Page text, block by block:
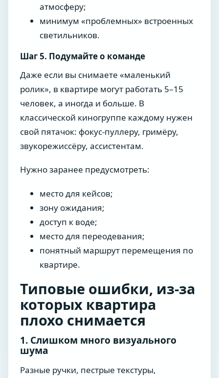
атмосферу;
минимум «проблемных» встроенных
светильников.
Шаг 5. Подумайте о команде
Даже если вы снимаете «маленький
ролик», в квартире могут работать 5–15
человек, а иногда и больше. В
классической киногруппе каждому нужен
свой пятачок: фокус-пуллеру, гримёру,
звукорежиссёру, ассистентам.
Нужно заранее предусмотреть:
место для кейсов;
зону ожидания;
доступ к воде;
место для переодевания;
понятный маршрут перемещения по
квартире.
Типовые ошибки, из-за
которых квартира
плохо снимается
1. Слишком много визуального
шума
Разные ручки, пестрые текстуры,